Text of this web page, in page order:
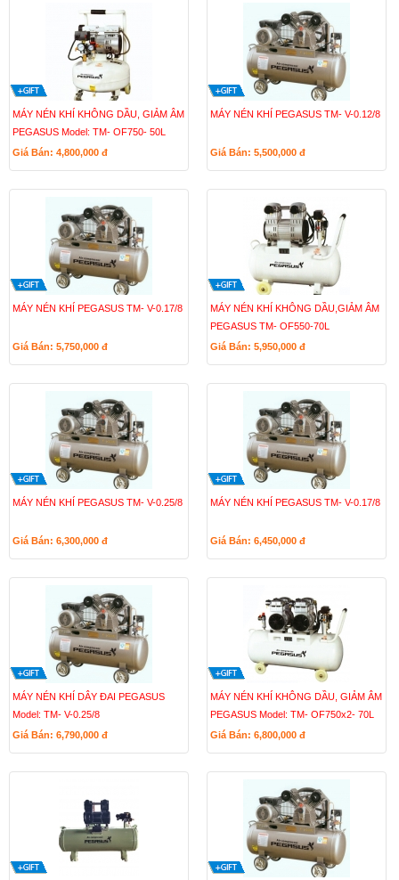
MÁY NÉN KHÍ KHÔNG DẦU, GIẢM ÂM
PEGASUS Model: TM- OF750- 50L
Giá Bán: 4,800,000 đ
MÁY NÉN KHÍ PEGASUS TM- V-0.12/8
Giá Bán: 5,500,000 đ
MÁY NÉN KHÍ PEGASUS TM- V-0.17/8
Giá Bán: 5,750,000 đ
MÁY NÉN KHÍ KHÔNG DẦU,GIẢM ÂM
PEGASUS TM- OF550-70L
Giá Bán: 5,950,000 đ
MÁY NÉN KHÍ PEGASUS TM- V-0.25/8
Giá Bán: 6,300,000 đ
MÁY NÉN KHÍ PEGASUS TM- V-0.17/8
Giá Bán: 6,450,000 đ
MÁY NÉN KHÍ DÂY ĐAI PEGASUS
Model: TM- V-0.25/8
Giá Bán: 6,790,000 đ
MÁY NÉN KHÍ KHÔNG DẦU, GIẢM ÂM
PEGASUS Model: TM- OF750x2- 70L
Giá Bán: 6,800,000 đ